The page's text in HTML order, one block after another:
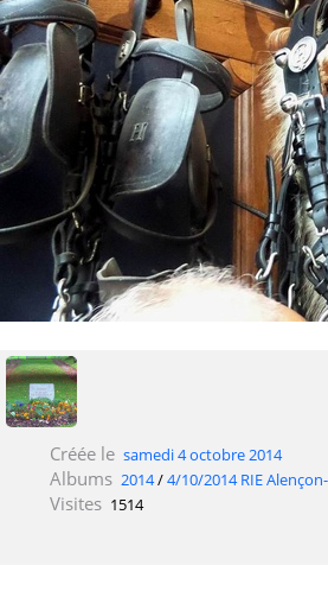
Créée le samedi 4 octobre 2014
Albums 2014/4/10/2014 RIE
Visites 1514